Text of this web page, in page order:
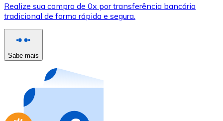
Cartão de crédito / débito
Comprar com cartão
Loja - Cartões-presente
Compre cartões-presente das suas marcas favoritas
Ir para a loja de cartões-presente
Realize sua compra de 0x por transferência bancária
tradicional de forma rápida e segura.
Sabe mais